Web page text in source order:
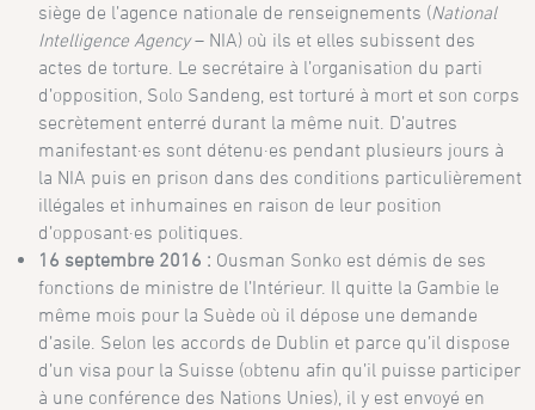
siège de l’agence nationale de renseignements (National
Intelligence Agency– NIA) où ils et elles subissent des
actes de torture. Le secrétaire à l’organisation du parti
d’opposition, Solo Sandeng, est torturé à mort et son corps
secrètement enterré durant la même nuit. D’autres
manifestant·es sont détenu·es pendant plusieurs jours à
la NIA puis en prison dans des conditions particulièrement
illégales et inhumaines en raison de leur position
d’opposant·es politiques.
16 septembre 2016 : Ousman Sonko est démis de ses
fonctions de ministre de l’Intérieur. Il quitte la Gambie le
même mois pour la Suède où il dépose une demande
d’asile. Selon les accords de Dublin et parce qu’il dispose
d’un visa pour la Suisse (obtenu afin qu’il puisse participer
à une conférence des Nations Unies), il y est envoyé en